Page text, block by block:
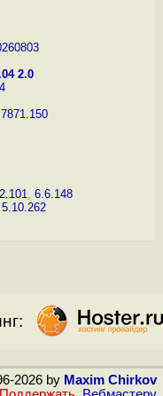
2.0
, 6.6.148
5.10.262
2026 by Maxim Chirkov